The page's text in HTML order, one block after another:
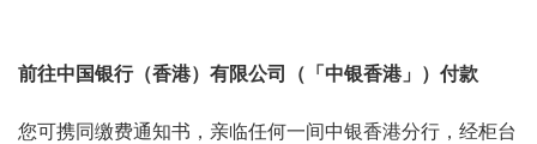
前往中国银行（香港）有限公司（「中银香港」）付款
您可携同缴费通知书，亲临任何一间中银香港分行，经柜台